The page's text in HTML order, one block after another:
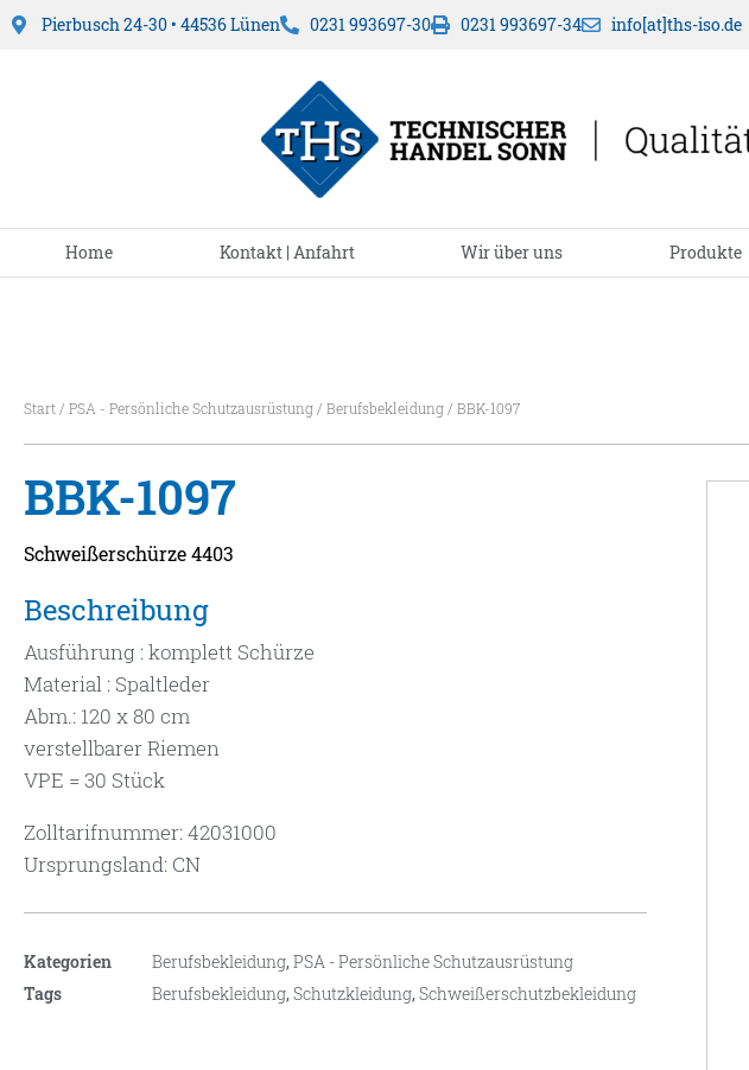
Pierbusch 24-30 • 44536 Lünen 0231 993697-30 0231 993697-34 info[at]ths-iso.de
Home Kontakt | Anfahrt Wir über uns Produkte
Start / PSA - Persönliche Schutzausrüstung / Berufsbekleidung / BBK-1097
BBK-1097
Schweißerschürze 4403
Beschreibung
Ausführung : komplett Schürze
Material : Spaltleder
Abm.: 120 x 80 cm
verstellbarer Riemen
VPE = 30 Stück
Zolltarifnummer: 42031000
Ursprungsland: CN
Kategorien Berufsbekleidung,PSA - Persönliche Schutzausrüstung
Tags
Berufsbekleidung,Schutzkleidung,Schweißerschutzbekleidung